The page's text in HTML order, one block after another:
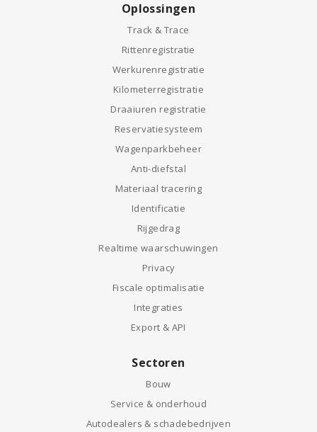
Oplossingen
Track & Trace
Rittenregistratie
Werkurenregistratie
Kilometerregistratie
Draaiuren registratie
Reservatiesysteem
Wagenparkbeheer
Anti-diefstal
Materiaal tracering
Identificatie
Rijgedrag
Realtime waarschuwingen
Privacy
Fiscale optimalisatie
Integraties
Export & API
Sectoren
Bouw
Service & onderhoud
Autodealers & schadebedrijven